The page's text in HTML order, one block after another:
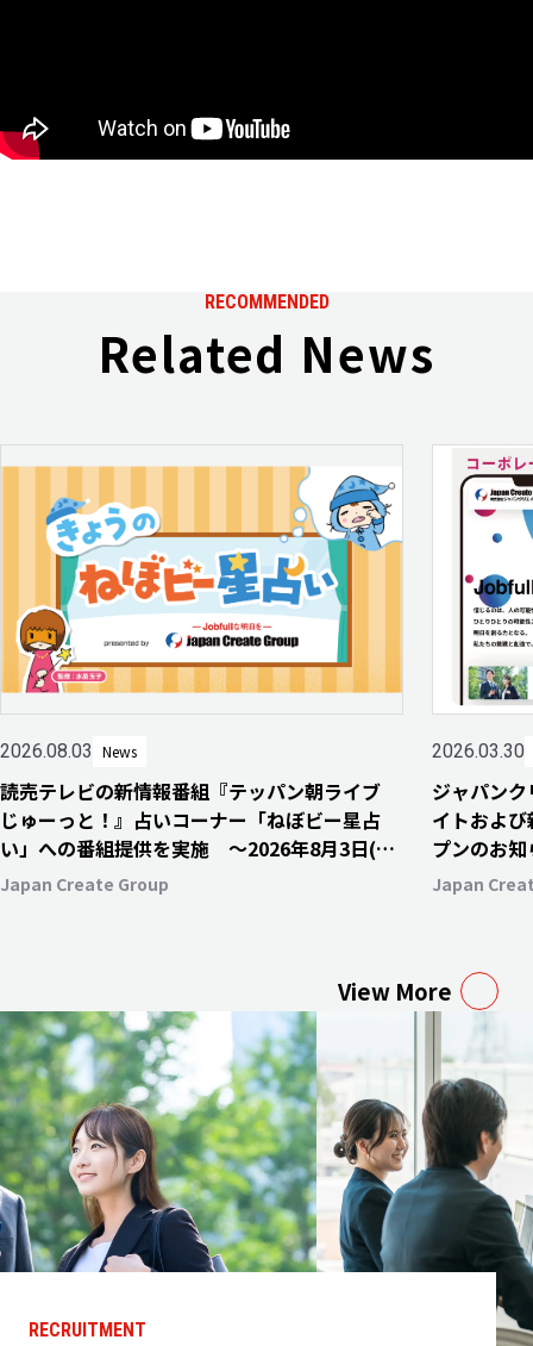
RECOMMENDED
Related News
2026.08.03 News
読売テレビの新情報番組『テッパン朝ライブ
じゅーっと！』占いコーナー「ねぼビー星占
い」への番組提供を実施 〜2026年8月3日(月)
より毎週月・水・金曜日にて放送開始〜
Japan Create Group
2026.03.30
ジャパン
イトおよ
プンのお知
Japan
View More
RECRUITMENT